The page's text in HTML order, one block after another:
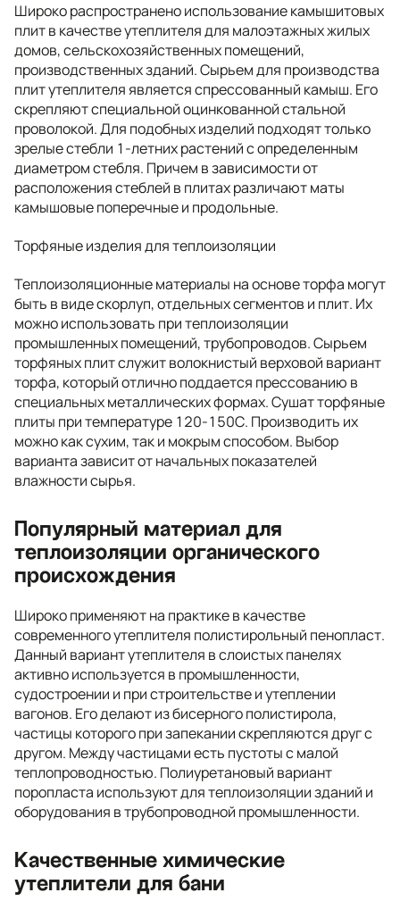
Широко распространено использование камышитовых
плит в качестве утеплителя для малоэтажных жилых
домов, сельскохозяйственных помещений,
производственных зданий. Сырьем для производства
плит утеплителя является спрессованный камыш. Его
скрепляют специальной оцинкованной стальной
проволокой. Для подобных изделий подходят только
зрелые стебли 1-летних растений с определенным
диаметром стебля. Причем в зависимости от
расположения стеблей в плитах различают маты
камышовые поперечные и продольные.
Торфяные изделия для теплоизоляции
Теплоизоляционные материалы на основе торфа могут
быть в виде скорлуп, отдельных сегментов и плит. Их
можно использовать при теплоизоляции
промышленных помещений, трубопроводов. Сырьем
торфяных плит служит волокнистый верховой вариант
торфа, который отлично поддается прессованию в
специальных металлических формах. Сушат торфяные
плиты при температуре 120-150С. Производить их
можно как сухим, так и мокрым способом. Выбор
варианта зависит от начальных показателей
влажности сырья.
Популярный материал для
теплоизоляции органического
происхождения
Широко применяют на практике в качестве
современного утеплителя полистирольный пенопласт.
Данный вариант утеплителя в слоистых панелях
активно используется в промышленности,
судостроении и при строительстве и утеплении
вагонов. Его делают из бисерного полистирола,
частицы которого при запекании скрепляются друг с
другом. Между частицами есть пустоты с малой
теплопроводностью. Полиуретановый вариант
поропласта используют для теплоизоляции зданий и
оборудования в трубопроводной промышленности.
Качественные химические
утеплители для бани